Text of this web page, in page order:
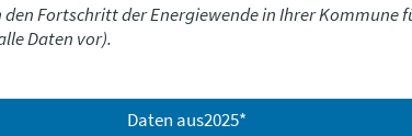
den Fortschritt der Energiewende in Ihrer Kommune
Daten vor).
Daten aus2025*